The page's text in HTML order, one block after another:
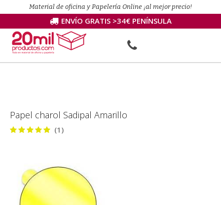
Material de oficina y Papelería Online ¡al mejor precio!
ENVÍO GRATIS >34€ PENÍNSULA
Papel charol Sadipal Amarillo
(1)